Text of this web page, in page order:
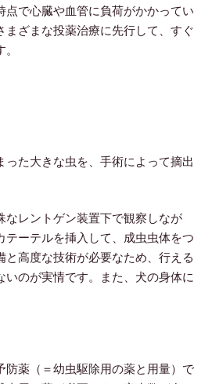
点で心臓や血管に負荷がかかってい
まざまな投薬治療に先行して、すぐ
った大きな虫を、手術によって摘出
なレントゲン装置下で観察しなが
テーテルを挿入して、成虫虫体をつ
と高度な技術が必要なため、行える
いのが実情です。また、犬の身体に
防薬（＝幼虫駆除用の薬と用量）で